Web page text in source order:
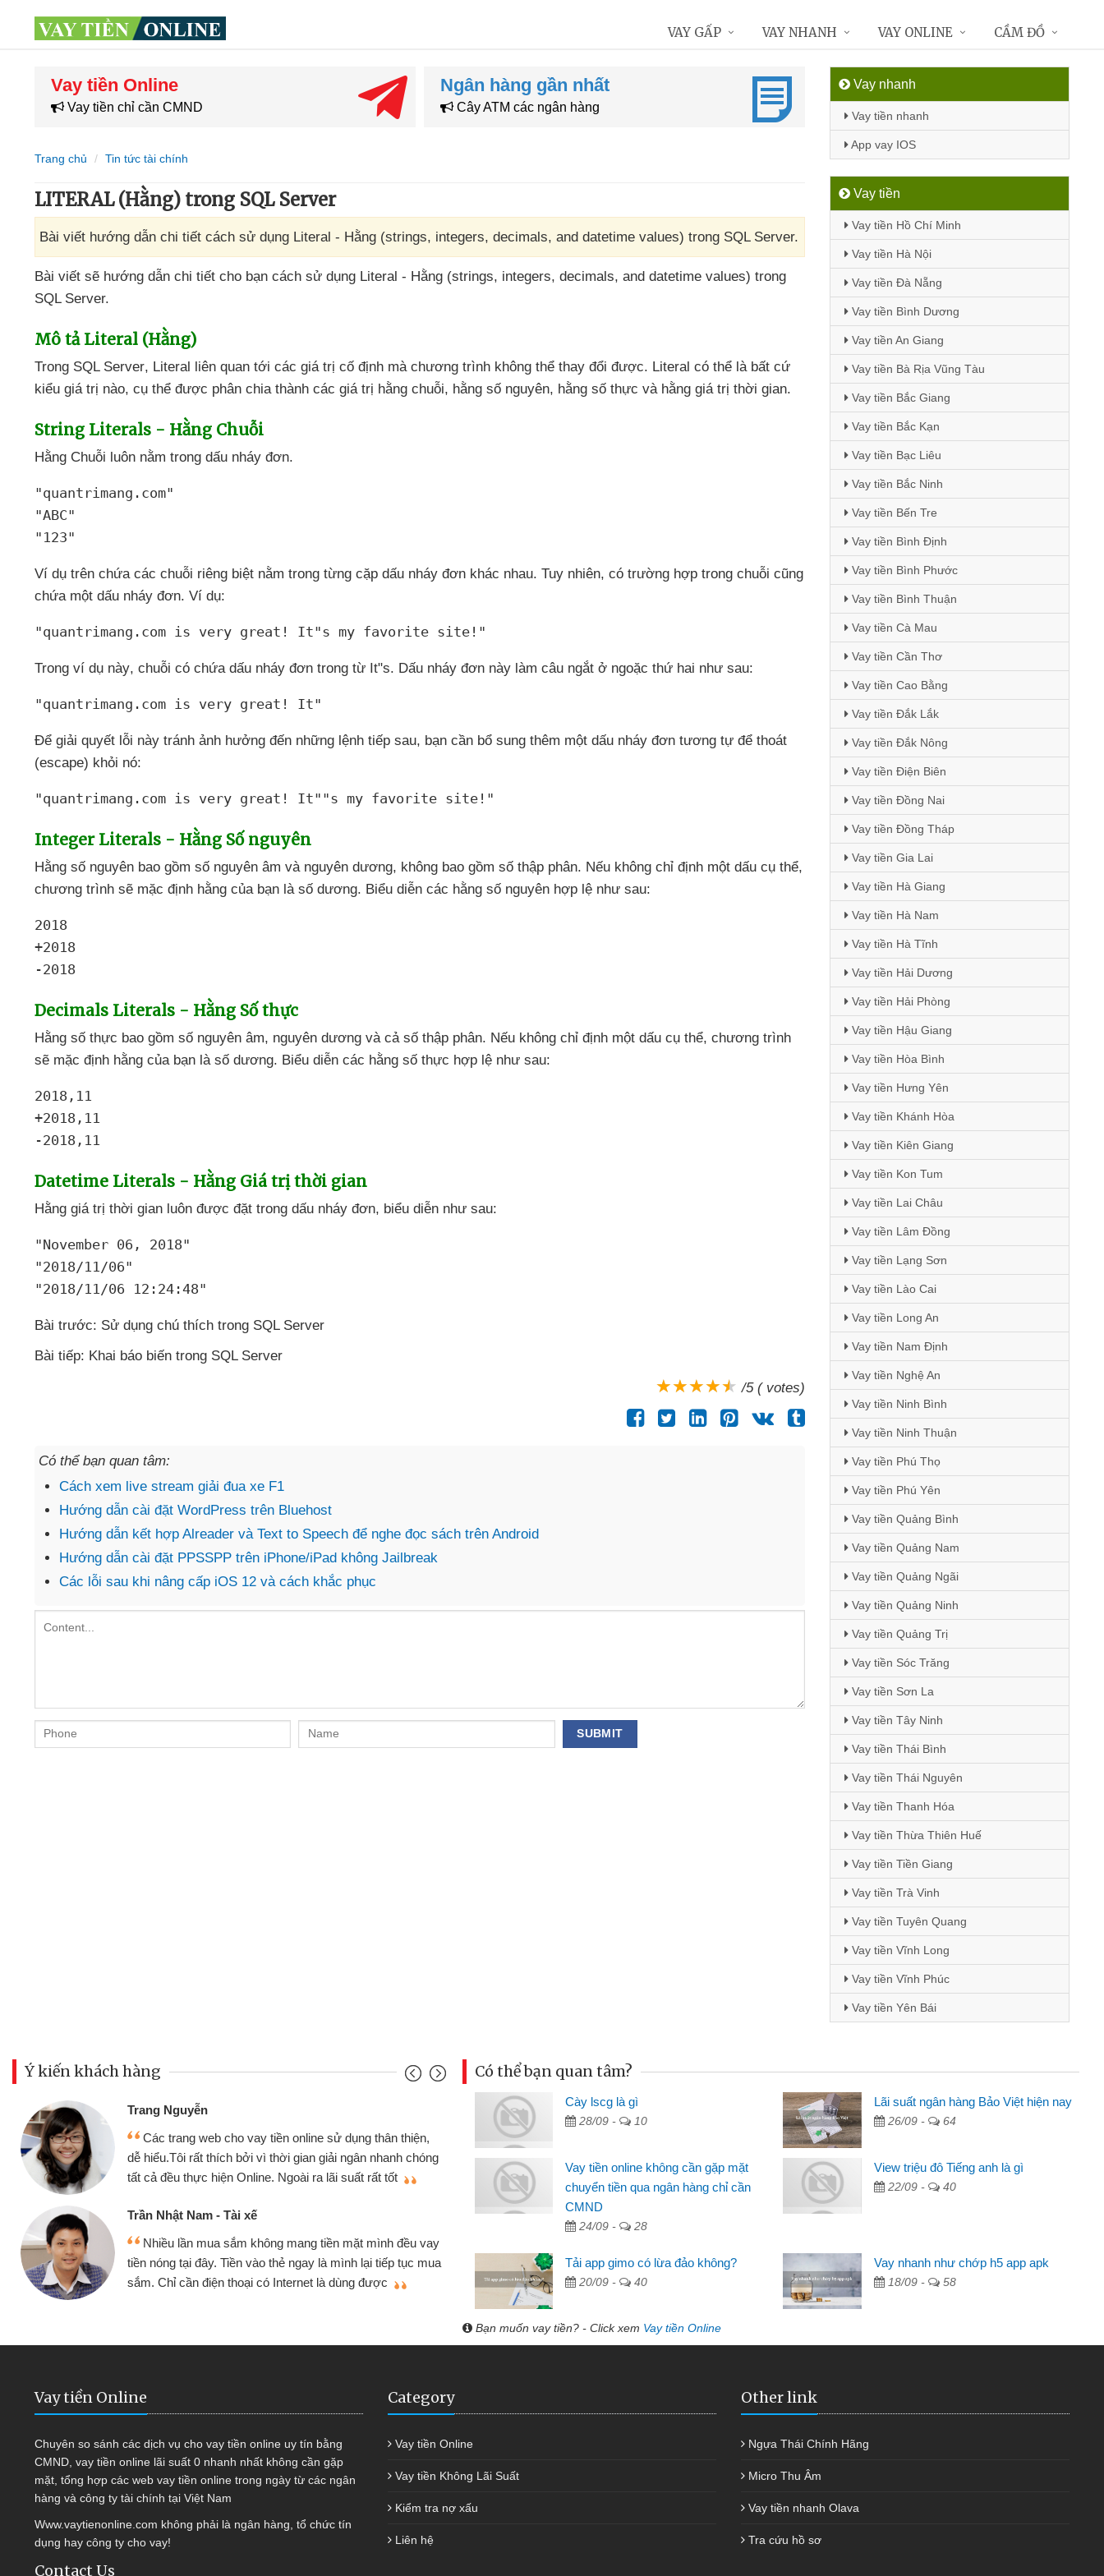
Vay tiền Online
Vay tiền chỉ cần CMND
Ngân hàng gần nhất
Cây ATM các ngân hàng
Trang chủ Tin tức tài chính
LITERAL (Hằng) trong SQL Server
Bài viết hướng dẫn chi tiết cách sử dụng Literal - Hằng (strings, integers, decimals, and datetime values) trong SQL Server.
Bài viết sẽ hướng dẫn chi tiết cho bạn cách sử dụng Literal - Hằng (strings, integers, decimals, and datetime values) trong
SQL Server.
Mô tả Literal (Hằng)
Trong SQL Server, Literal liên quan tới các giá trị cố định mà chương trình không thể thay đổi được. Literal có thể là bất cứ
kiểu giá trị nào, cụ thể được phân chia thành các giá trị hằng chuỗi, hằng số nguyên, hằng số thực và hằng giá trị thời gian.
String Literals - Hằng Chuỗi
Hằng Chuỗi luôn nằm trong dấu nháy đơn.
"quantrimang.com"
"ABC"
"123"
Ví dụ trên chứa các chuỗi riêng biệt nằm trong từng cặp dấu nháy đơn khác nhau. Tuy nhiên, có trường hợp trong chuỗi cũng
chứa một dấu nháy đơn. Ví dụ:
"quantrimang.com is very great! It"s my favorite site!"
Trong ví dụ này, chuỗi có chứa dấu nháy đơn trong từ It"s. Dấu nháy đơn này làm câu ngắt ở ngoặc thứ hai như sau:
"quantrimang.com is very great! It"
Để giải quyết lỗi này tránh ảnh hưởng đến những lệnh tiếp sau, bạn cần bổ sung thêm một dấu nháy đơn tương tự để thoát
(escape) khỏi nó:
"quantrimang.com is very great! It""s my favorite site!"
Integer Literals - Hằng Số nguyên
Hằng số nguyên bao gồm số nguyên âm và nguyên dương, không bao gồm số thập phân. Nếu không chỉ định một dấu cụ thể,
chương trình sẽ mặc định hằng của bạn là số dương. Biểu diễn các hằng số nguyên hợp lệ như sau:
2018
+2018
-2018
Decimals Literals - Hằng Số thực
Hằng số thực bao gồm số nguyên âm, nguyên dương và cả số thập phân. Nếu không chỉ định một dấu cụ thể, chương trình
sẽ mặc định hằng của bạn là số dương. Biểu diễn các hằng số thực hợp lệ như sau:
2018,11
+2018,11
-2018,11
Datetime Literals - Hằng Giá trị thời gian
Hằng giá trị thời gian luôn được đặt trong dấu nháy đơn, biểu diễn như sau:
"November 06 , 2018"
"2018/11/06"
"2018/11/06 12:24:48"
Bài trước: Sử dụng chú thích trong SQL Server
Bài tiếp: Khai báo biến trong SQL Server
/5 ( votes)
Có thể bạn quan tâm:
Cách xem live stream giải đua xe F1
Hướng dẫn cài đặt WordPress trên Bluehost
Hướng dẫn kết hợp Alreader và Text to Speech để nghe đọc sách trên Android
Hướng dẫn cài đặt PPSSPP trên iPhone/iPad không Jailbreak
Các lỗi sau khi nâng cấp iOS 12 và cách khắc phục
Vay nhanh
Vay tiền nhanh
App vay IOS
Vay tiền
Vay tiền Hồ Chí Minh
Vay tiền Hà Nội
Vay tiền Đà Nẵng
Vay tiền Bình Dương
Vay tiền An Giang
Vay tiền Bà Rịa Vũng Tàu
Vay tiền Bắc Giang
Vay tiền Bắc Kạn
Vay tiền Bạc Liêu
Vay tiền Bắc Ninh
Vay tiền Bến Tre
Vay tiền Bình Định
Vay tiền Bình Phước
Vay tiền Bình Thuận
Vay tiền Cà Mau
Vay tiền Cần Thơ
Vay tiền Cao Bằng
Vay tiền Đắk Lắk
Vay tiền Đắk Nông
Vay tiền Điện Biên
Vay tiền Đồng Nai
Vay tiền Đồng Tháp
Vay tiền Gia Lai
Vay tiền Hà Giang
Vay tiền Hà Nam
Vay tiền Hà Tĩnh
Vay tiền Hải Dương
Vay tiền Hải Phòng
Vay tiền Hậu Giang
Vay tiền Hòa Bình
Vay tiền Hưng Yên
Vay tiền Khánh Hòa
Vay tiền Kiên Giang
Vay tiền Kon Tum
Vay tiền Lai Châu
Vay tiền Lâm Đồng
Vay tiền Lạng Sơn
Vay tiền Lào Cai
Vay tiền Long An
Vay tiền Nam Định
Vay tiền Nghệ An
Vay tiền Ninh Bình
Vay tiền Ninh Thuận
Vay tiền Phú Thọ
Vay tiền Phú Yên
Vay tiền Quảng Bình
Vay tiền Quảng Nam
Vay tiền Quảng Ngãi
Vay tiền Quảng Ninh
Vay tiền Quảng Trị
Vay tiền Sóc Trăng
Vay tiền Sơn La
Vay tiền Tây Ninh
Vay tiền Thái Bình
Vay tiền Thái Nguyên
Vay tiền Thanh Hóa
Vay tiền Thừa Thiên Huế
Vay tiền Tiền Giang
Vay tiền Trà Vinh
Vay tiền Tuyên Quang
Vay tiền Vĩnh Long
Vay tiền Vĩnh Phúc
Vay tiền Yên Bái
VAY GẤP VAY NHANH VAY ONLINE CẦM ĐỒ
Ý kiến khách hàng
thân thiện,
chóng
tốt
đều vay
tiếp tục mua
Đoàn Hữu Cảnh
Mình cần tiền gấp nên định cầm cố chiếc xe wave
nhưng thật may đã có gói vay tiền bằng CMND online
không cần gặp mặt nên rất tiện lợi, sẽ giới thiệu cho bạn
Tôi kinh doanh buôn bán nhỏ lẻ nhiều lúc cần vốn nhập
hàng, nhờ biết đến website qua bạn bè giới thiệu tôi đã giải
quyết được công việc của mình nhanh chóng
Mai Lan - Sinh viên
Tôi biết đến thông qua quảng cáo trên facebook. Tôi là
sinh viên nên cần đóng tiền nhà, sinh nhật bạn bè, mà đọc
thấy thủ tục nhanh gọn nên tôi quyết định vay
cần có 2 triệu để giải quyết việc riêng, trong 1-2 ngày tôi trả
được thôi. Cảm ơn đã giúp tôi kịp thời và nhanh chóng
Có thể bạn quan tâm?
Cày lscg là gì
28/09 - 10
Lãi suất ngân hàng Bảo Việt hiện nay
26/09 - 64
Vay tiền online không cần gặp mặt
chuyển tiền qua ngân hàng chỉ cần
CMND
24/09 - 28
View triệu đô Tiếng anh là gì
22/09 - 40
Tải app gimo có lừa đảo không?
20/09 - 40
Vay nhanh như chớp h5 app apk
18/09 - 58
Bạn muốn vay tiền? - Click xem Vay tiền Online
Vay tiền Online
Chuyên so sánh các dịch vụ cho vay tiền online uy tín bằng
CMND, vay tiền online lãi suất 0 nhanh nhất không cần gặp
mặt, tổng hợp các web vay tiền online trong ngày từ các ngân
hàng và công ty tài chính tại Việt Nam
Www.vaytienonline.com không phải là ngân hàng, tổ chức tín
dụng hay công ty cho vay!
Contact Us
Category
Vay tiền Online
Vay tiền Không Lãi Suất
Kiểm tra nợ xấu
Liên hệ
Other link
Ngựa Thái Chính Hãng
Micro Thu Âm
Vay tiền nhanh Olava
Tra cứu hồ sơ